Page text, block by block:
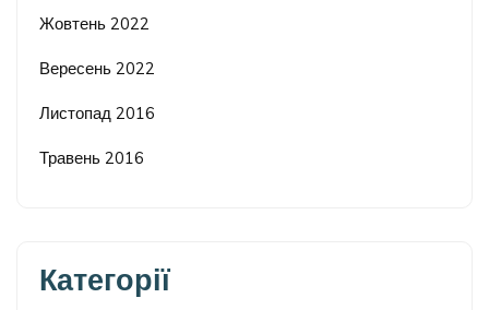
Жовтень 2022
Вересень 2022
Листопад 2016
Травень 2016
Категорії